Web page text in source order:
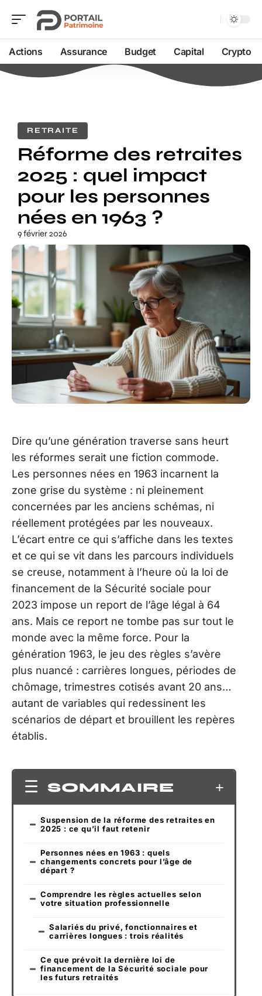
Actions Assurance Budget Capital Crypto
RETRAITE
Réforme des retraites
2025 : quel impact
pour les personnes
nées en 1963 ?
9 février 2026
Dire qu’une génération traverse sans heurt
les réformes serait une fiction commode.
Les personnes nées en 1963 incarnent la
zone grise du système : ni pleinement
concernées par les anciens schémas, ni
réellement protégées par les nouveaux.
L’écart entre ce qui s’affiche dans les textes
et ce qui se vit dans les parcours individuels
se creuse, notamment à l’heure où la loi de
financement de la Sécurité sociale pour
2023 impose un report de l’âge légal à 64
ans. Mais ce report ne tombe pas sur tout le
monde avec la même force. Pour la
génération 1963, le jeu des règles s’avère
plus nuancé : carrières longues, périodes de
chômage, trimestres cotisés avant 20 ans…
autant de variables qui redessinent les
scénarios de départ et brouillent les repères
établis.
SOMMAIRE
Suspension de la réforme des retraites en
2025 : ce qu’il faut retenir
Personnes nées en 1963 : quels
changements concrets pour l’âge de
départ ?
Comprendre les règles actuelles selon
votre situation professionnelle
Salariés du privé, fonctionnaires et
carrières longues : trois réalités
Ce que prévoit la dernière loi de
financement de la Sécurité sociale pour
les futurs retraités